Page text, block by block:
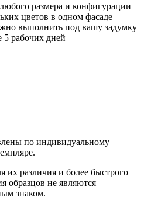
размера и конфигурации
цветов в одном фасаде
выполнить под вашу задумку
5 рабочих дней
по индивидуальному
их различия и более быстрого
образцов не являются
знаком.